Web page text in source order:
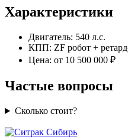
Характеристики
Двигатель: 540 л.с.
КПП: ZF робот +
Цена: от 10 500 000 ₽
Частые вопросы
Сколько стоит?